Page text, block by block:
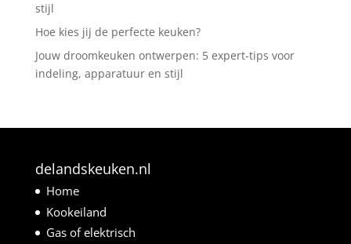
stijl
Hoe kies jij de perfecte keuken?
Jouw droomkeuken ontwerpen: 5 expert-tips voor
indeling, apparatuur en stijl
delandskeuken.nl
Home
Kookeiland
Gas of elektrisch